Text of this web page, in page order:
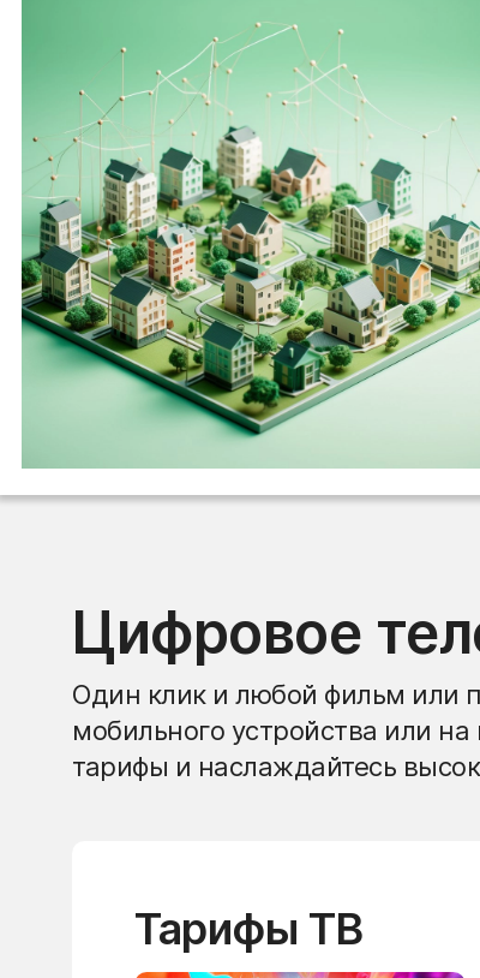
Цифровое
Один клик и любой фильм или
мобильного устройства или
тарифы и наслаждайтесь
Тарифы ТВ